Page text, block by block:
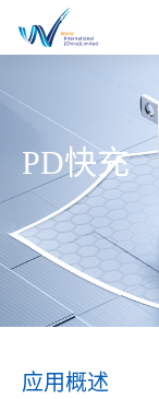
PD快充
应用概述